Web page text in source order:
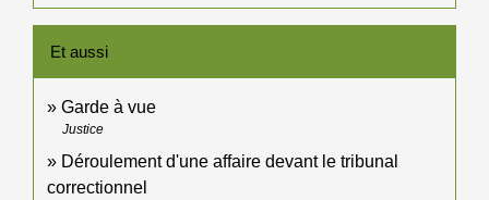
Et aussi
Garde à vue
Justice
Déroulement d'une affaire devant le tribunal
correctionnel